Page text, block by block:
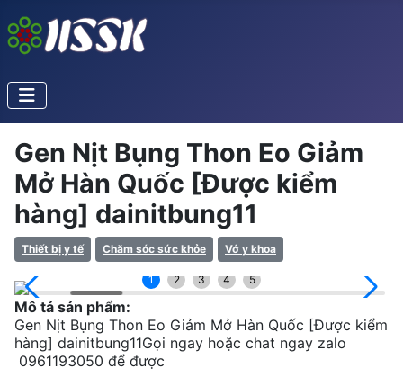
Gen Nịt Bụng Thon Eo Giảm
Mở Hàn Quốc [Được kiểm
hàng] dainitbung11
Thiết bị y tế Chăm sóc sức khỏe Vớ y khoa
1 2 3 4 5
Mô tả sản phẩm:
Gen Nịt Bụng Thon Eo Giảm Mở Hàn Quốc [Được kiểm
hàng] dainitbung11Gọi ngay hoặc chat ngay zalo
0961193050 để được